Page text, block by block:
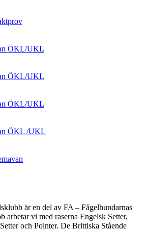
ÖKL/UKL
ÖKL/UKL
ÖKL/UKL
ÖKL /UKL
är en del av FA – Fågelhundarnas
arbetar vi med raserna Engelsk Setter,
och Pointer. De Brittiska Stående